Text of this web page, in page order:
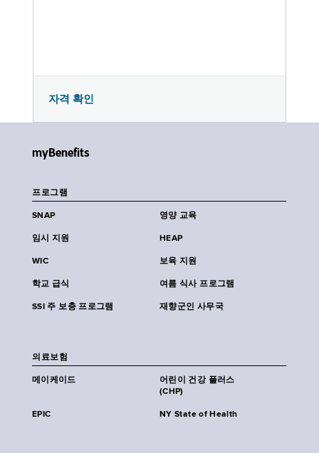
자격 확인
myBenefits
프로그램
SNAP 영양 교육
임시 지원 HEAP
WIC 보육 지원
학교 급식 여름 식사 프로그램
SSI 주 보충 프로그램 재향군인 사무국
의료보험
메이케이드
어린이 건강 플러스
(CHP)
EPIC NY State of Health